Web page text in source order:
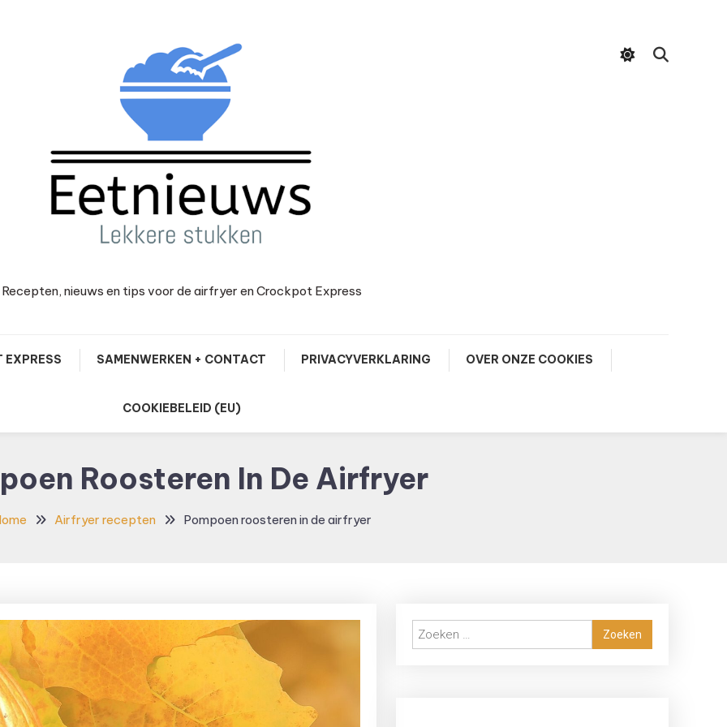
Recepten, nieuws en tips voor de airfryer en Crockpot Express
EXPRESS SAMENWERKEN + CONTACT PRIVACYVERKLARING OVER ONZE COOKIES
COOKIEBELEID (EU)
Roosteren In De Airfryer
Airfryer recepten Pompoen roosteren in de airfryer
Zoeken
naar: